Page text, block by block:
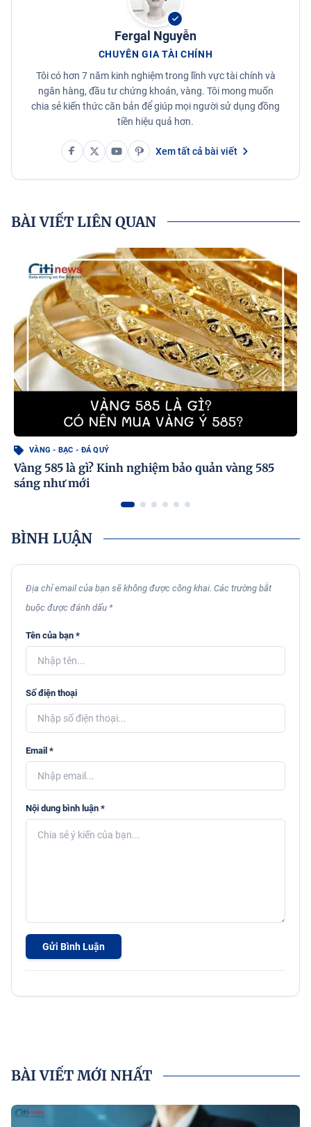
Fergal Nguyễn
CHUYÊN GIA TÀI CHÍNH
Tôi có hơn 7 năm kinh nghiệm trong lĩnh vực tài chính và
ngân hàng, đầu tư chứng khoán, vàng. Tôi mong muốn
chia sẻ kiến thức căn bản để giúp mọi người sử dụng đồng
tiền hiệu quả hơn.
Xem tất cả bài viết
BÀI VIẾT LIÊN QUAN
VÀNG - BẠC - ĐÁ QUÝ
Vàng 585 là gì? Kinh nghiệm bảo quản vàng 585
sáng như mới
BÌNH LUẬN
Địa chỉ email của bạn sẽ không được công khai. Các trường bắt
buộc được đánh dấu *
Tên của bạn *
Số điện thoại
Email *
Nội dung bình luận *
Gửi Bình Luận
BÀI VIẾT MỚI NHẤT